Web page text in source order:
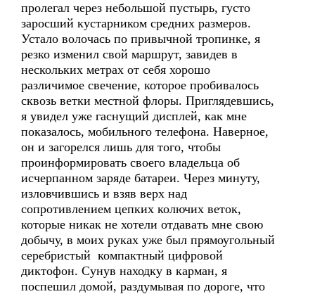
пролегал через небольшой пустырь, густо
заросший кустарником средних размеров.
Устало волочась по привычной тропинке, я
резко изменил свой маршрут, завидев в
нескольких метрах от себя хорошо
различимое свечение, которое пробивалось
сквозь ветки местной флоры. Приглядевшись,
я увидел уже гаснущий дисплей, как мне
показалось, мобильного телефона. Наверное,
он и загорелся лишь для того, чтобы
проинформировать своего владельца об
исчерпанном заряде батареи. Через минуту,
изловчившись и взяв верх над
сопротивлением цепких колючих веток,
которые никак не хотели отдавать мне свою
добычу, в моих руках уже был прямоугольный
серебристый компактный цифровой
диктофон. Сунув находку в карман, я
поспешил домой, раздумывая по дороге, что